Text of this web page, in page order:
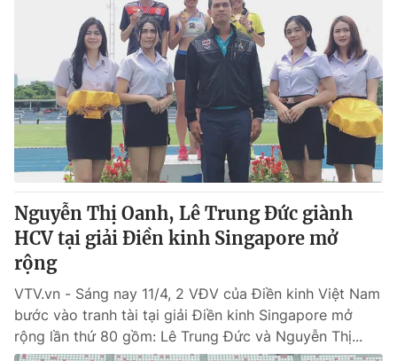
® Cấm sao chép dưới mọi hình thức nếu không có sự chấp
thuận bằng văn bản. Ghi rõ nguồn VTV.vn khi phát hành lại
thông tin từ website này.
Nguyễn Thị Oanh, Lê Trung Đức giành
HCV tại giải Điền kinh Singapore mở
rộng
VTV.vn - Sáng nay 11/4, 2 VĐV của Điền kinh Việt Nam
bước vào tranh tài tại giải Điền kinh Singapore mở
rộng lần thứ 80 gồm: Lê Trung Đức và Nguyễn Thị...